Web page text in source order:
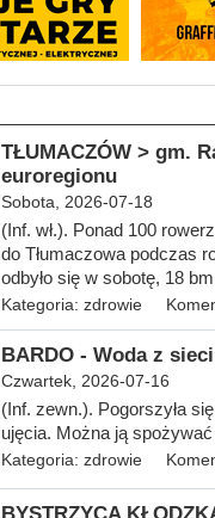
TŁUMACZÓW > gm.
euroregionu
Sobota, 2026-07-18
(Inf. wł.). Ponad 100
do Tłumaczowa podczas
odbyło się w sobotę, 18
Kategoria: zdrowie
BARDO - Woda z
Czwartek, 2026-07-16
(Inf. zewn.). Pogorszyła
ujęcia. Można ją
Kategoria: zdrowie
BYSTRZYCA